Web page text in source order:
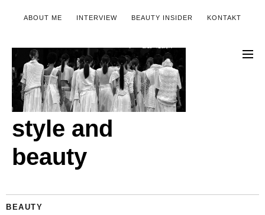
ABOUT ME INTERVIEW BEAUTY INSIDER KONTAKT
style and
beauty
BEAUTY